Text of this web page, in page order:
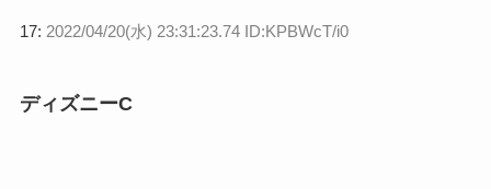
17: 2022/04/20(水) 23:31:23.74 ID:KPBWcT/i0
ディズニーC